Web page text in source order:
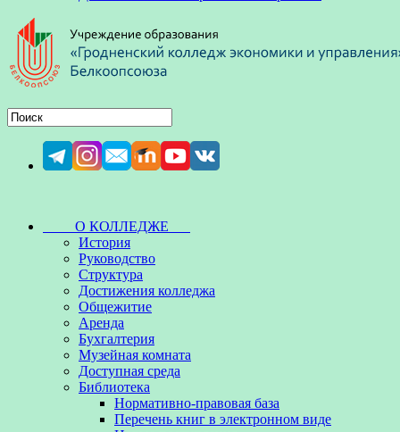
О КОЛЛЕДЖЕ
История
Руководство
Структура
Достижения колледжа
Общежитие
Аренда
Бухгалтерия
Музейная комната
Доступная среда
Библиотека
Нормативно-правовая база
Перечень книг в электронном виде